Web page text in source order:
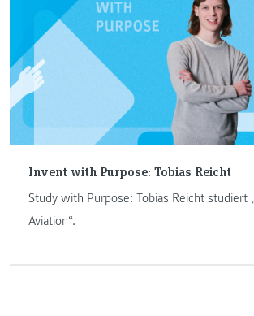
Invent with Purpose: Tobias Reicht
Study with Purpose: Tobias Reicht studiert
Aviation“.